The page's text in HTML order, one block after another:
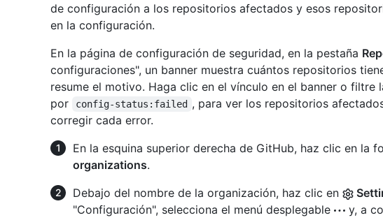
de configuración a los repositorios afectados y esos
en la configuración.
En la página de configuración de seguridad, en la pestaña
configuraciones", un banner muestra cuántos repositorios
resume el motivo. Haga clic en el vínculo en el banner o filtre
por
config-status:failed , para ver los repositorios
corregir cada error.
En la esquina superior derecha de GitHub, haz clic en la
organizations.
Debajo del nombre de la organización, haz clic en
"Configuración", selecciona el menú desplegable
y, a